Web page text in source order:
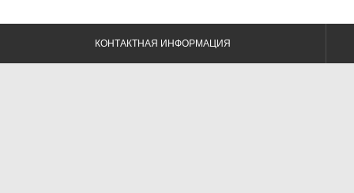
КОНТАКТНАЯ ИНФОРМАЦИЯ